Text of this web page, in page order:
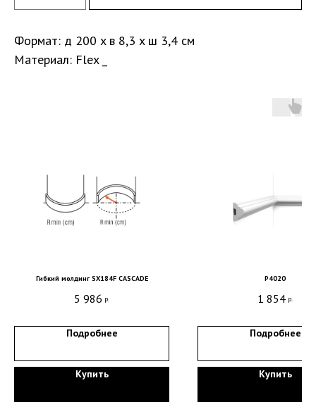
Формат: д 200 x в 8,3 x ш 3,4 см
Материал: Flex _
Гибкий молдинг SX184F CASCADE
5 986 р.
Подробнее
Купить
P4020
1 854 р.
Подробнее
Купить
Санкт-Петербург, DESIGN DISTRICT DAA,
4-й этаж
пн-пт 9-18; сб, вс - выходные дни
Мы ВКонтакте